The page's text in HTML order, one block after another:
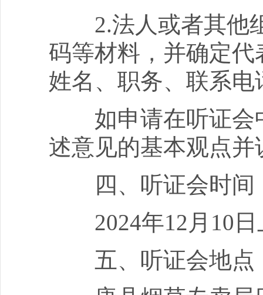
2.法人或者其他组
码等材料，并确定
姓名、职务、联系
如申请在听证会
述意见的基本观点并
四、听证会时间
2024年12月10日
五、听证会地点